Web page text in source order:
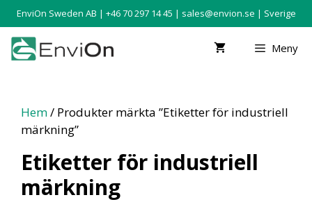
EnviOn Sweden AB | +46 70 297 14 45 | sales@envion.se | Sverige
Meny
Hem/ Produkter märkta ”Etiketter för industriell
märkning”
Etiketter för industriell
märkning